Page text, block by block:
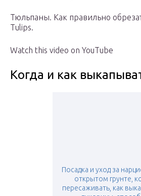
Тюльпаны. Как правильно
Tulips.
Watch this video on YouTube
Когда и как
Посадка и уход за
открытом грунте,
пересаживать, как